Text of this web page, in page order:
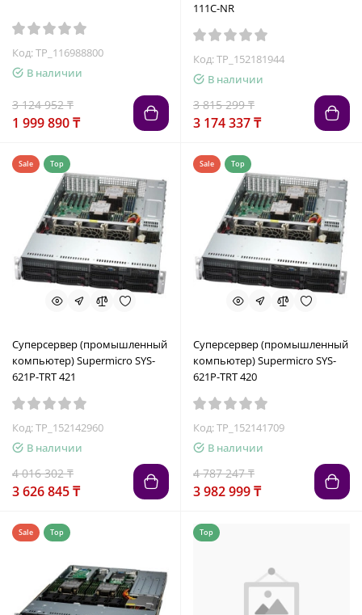
Код: TP_116988800
В наличии
3 124 952 ₸
1 999 890 ₸
111C-NR
Код: TP_152181944
В наличии
3 815 299 ₸
3 174 337 ₸
Sale Top
Суперсервер (промышленный
компьютер) Supermicro SYS-
621P-TRT 421
Код: TP_152142960
В наличии
4 016 302 ₸
3 626 845 ₸
Sale Top
Суперсервер (промышленный
компьютер) Supermicro SYS-
621P-TRT 420
Код: TP_152141709
В наличии
4 787 247 ₸
3 982 999 ₸
Sale Top Top